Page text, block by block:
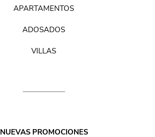
APARTAMENTOS
ADOSADOS
VILLAS
NUEVAS PROMOCIONES